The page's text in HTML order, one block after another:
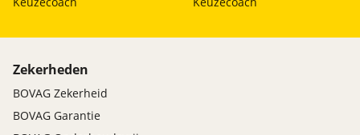
Zekerheden
BOVAG Zekerheid
BOVAG Garantie